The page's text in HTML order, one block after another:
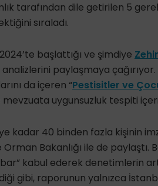
tarafından dile getirilen 5
sıraladı.
başlattığı ve şimdiye
analizlerini paylaşmaya
da içeren “Pestisitler ve
mevzuata uygunsuzluk tespiti
kadar 40 binden fazla kişinin
Orman Bakanlığı ile de paylaştı.
kabul ederek denetimlerin
gibi, raporunun yalnızca